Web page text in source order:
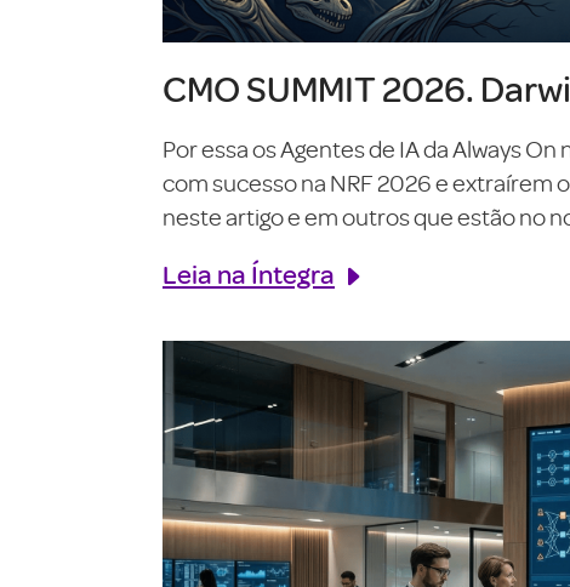
CMO SUMMIT 2026.
Por essa os Agentes de IA da Always
com sucesso na NRF 2026 e extraírem
neste artigo e em outros que estão no
Leia na Íntegra